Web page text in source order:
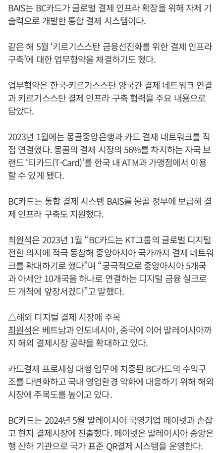
BAIS는 BC카드가 글로벌 결제 인프라 확장을 위해 자체 기
술력으로 개발한 통합 결제 시스템이다.
같은 해 5월 ‘키르기스스탄 금융선진화를 위한 결제 인프라
구축’에 대한 업무협약을 체결하기도 했다.
업무협약은 한국-키르기스스탄 양국간 결제 네트워크 연결
과 키르기스스탄 결제 인프라 구축 협력을 주요 내용으로
담았다.
2023년 1월에는 몽골중앙은행과 카드 결제 네트워크를 직
접 연결했다. 몽골의 결제 시장의 56%를 차지하는 자국 브
랜드 ‘티카드(T-Card)’를 한국 내 ATM과 가맹점에서 이용
할 수 있게 됐다.
BC카드는 통합 결제 시스템 BAIS를 몽골 정부에 보급해 결
제 인프라 구축도 지원했다.
최원석은 2023년 1월 “BC카드는 KT그룹의 글로벌 디지털
전환 의지에 적극 동참해 중앙아시아 국가까지 결제 네트워
크를 확대하기로 했다”며 “궁극적으로 중앙아시아 5개국
과 아세안 10개국을 하나로 연결하는 디지털 금융 실크로
드 개척에 앞장서겠다”고 말했다.
△해외 디지털 결제 시장에 주목
최원석은 베트남과 인도네시아, 중국에 이어 말레이시아까
지 해외 결제시장 공략을 확대하고 있다.
카드결제 프로세싱 대행 업무에 치중된 BC카드의 수익구
조를 다변화하고 국내 영업환경 악화에 대응하기 위해 해외
시장에 주목도를 높이고 있다.
BC카드는 2024년 5월 말레이시아 국영기업 페이넷과 손잡
고 현지 결제시장에 진출했다. 페이넷은 말레이시아 중앙은
행 산하 기관으로 국가 표준 QR결제 시스템을 운영한다.